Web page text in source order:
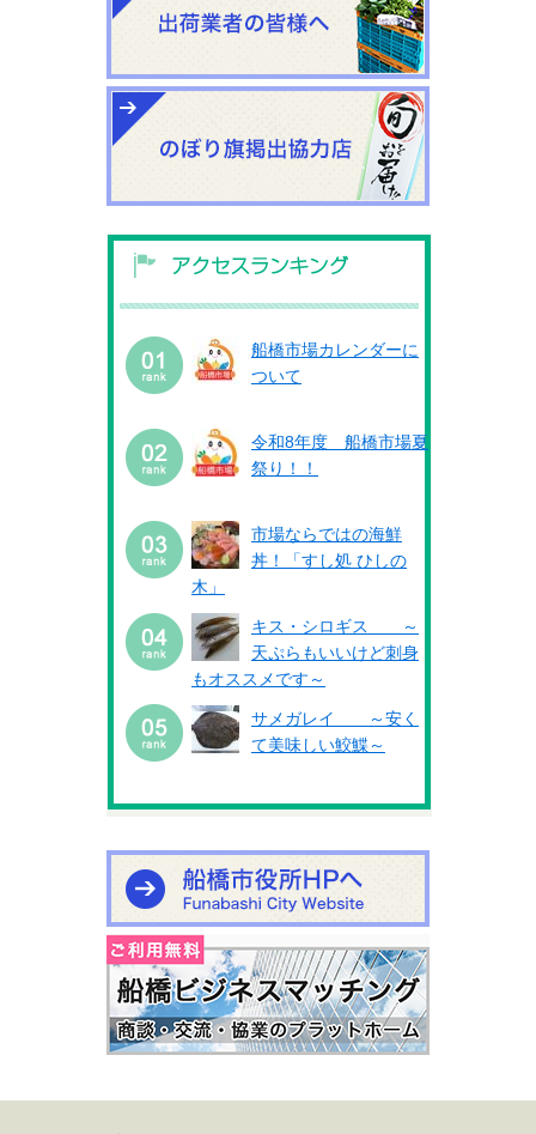
船橋市場カレンダーに
ついて
令和8年度 船橋市場夏
祭り！！
市場ならではの海鮮
丼！「すし処 ひしの
木」
キス・シロギス ～
天ぷらもいいけど刺身
もオススメです～
サメガレイ ～安く
て美味しい鮫鰈～